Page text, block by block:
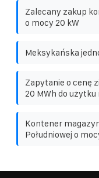
Zalecany zakup
o mocy 20 kW
Meksykańska
Zapytanie o cenę
20 MWh do
Kontener
Południowej o